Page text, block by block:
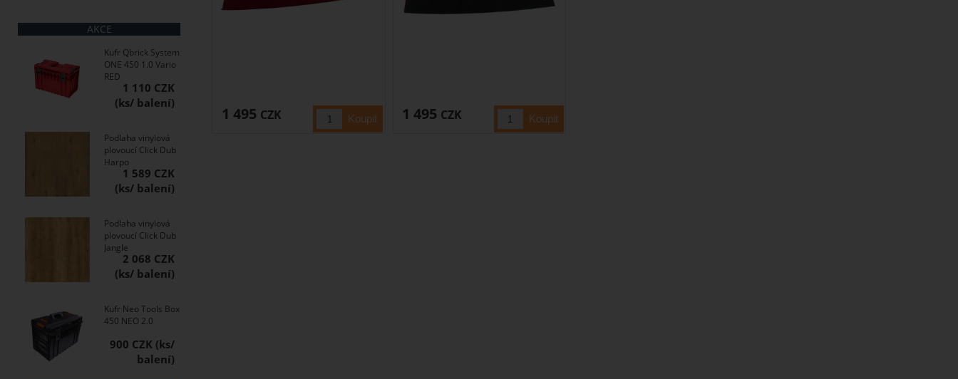
1 495 CZK 1 495 CZK
AKCE
Kufr Qbrick System
ONE 450 1.0 Vario
RED
1 110 CZK
Podlaha vinylová
plovoucí Click Dub
Harpo
1 589 CZK
Podlaha vinylová
plovoucí Click Dub
Jangle
2 068 CZK
Kufr Neo Tools Box
450 NEO 2.0
900 CZK